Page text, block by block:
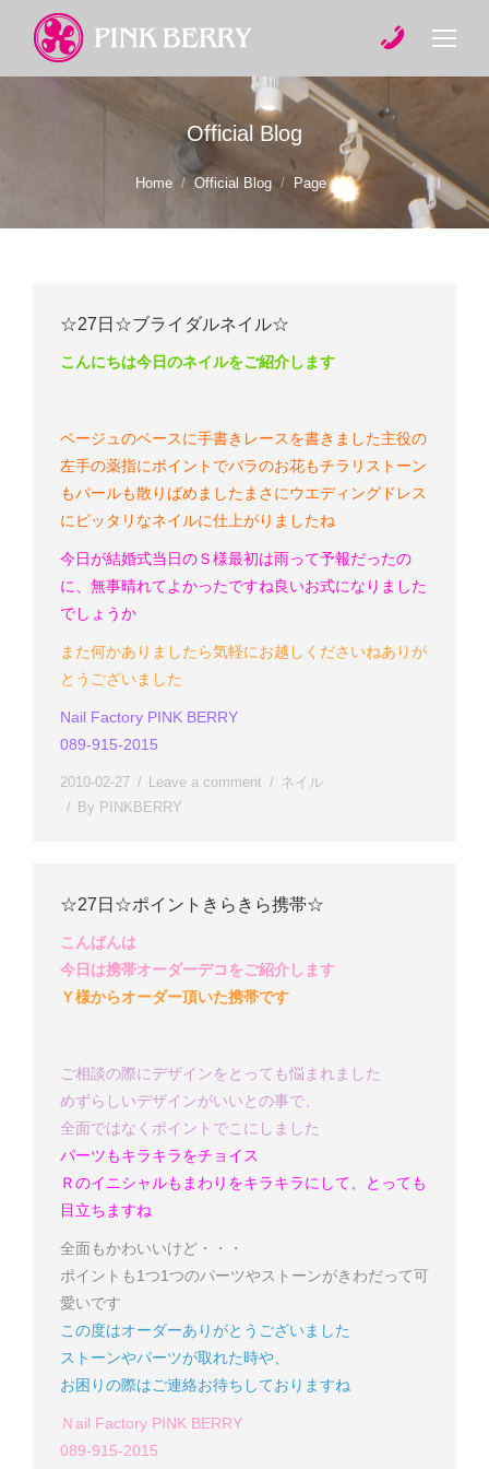
Official Blog
Home Official Blog Page 498
☆27日☆ブライダルネイル☆
こんにちは今日のネイルをご紹介します
ベージュのベースに手書きレースを書きました主役の
左手の薬指にポイントでバラのお花もチラリ ストーン
もパールも散りばめました まさにウエディングドレス
にピッタリなネイルに仕上がりましたね
今日が結婚式当日のＳ様最初は雨って予報だったの
に、無事晴れてよかったですね良いお式になりました
でしょうか
また何かありましたら気軽にお越しくださいねありが
とうございました
Nail Factory PINK BERRY
089-915-2015
2010-02-27 Leave a comment
ネイル
By PINKBERRY
☆27日☆ポイントきらきら携帯☆
こんばんは
今日は携帯オーダーデコをご紹介します
Ｙ様からオーダー頂いた携帯です
ご相談の際にデザインをとっても悩まれました
めずらしいデザインがいいとの事で、
全面ではなくポイントでこにしました
パーツもキラキラをチョイス
Ｒのイニシャルもまわりをキラキラにして、とっても
目立ちますね
全面もかわいいけど・・・
ポイントも1つ1つのパーツやストーンがきわだって可
愛いです
この度はオーダーありがとうございました
ストーンやパーツが取れた時や、
お困りの際はご連絡お待ちしておりますね
Ｎail Factory PINK BERRY
089-915-2015